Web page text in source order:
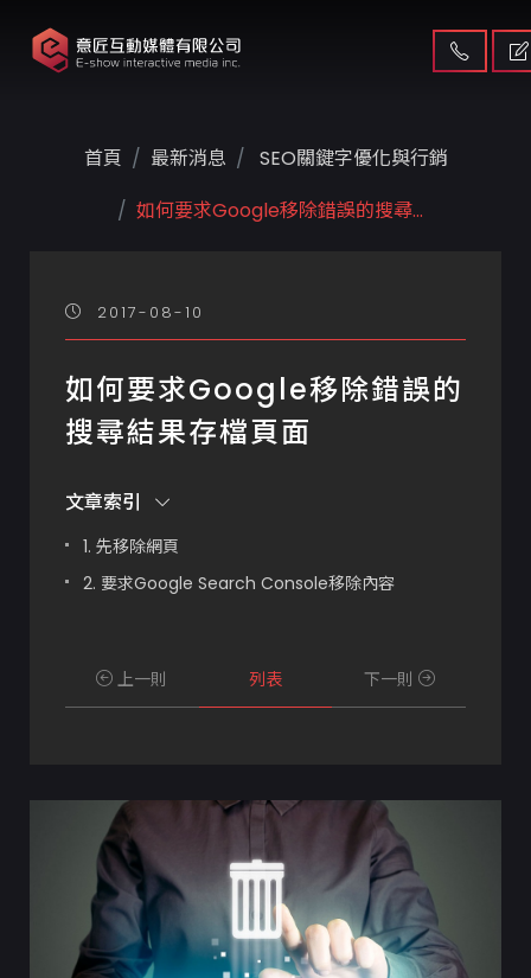
首頁 最新消息
SEO關鍵字優化與行銷
如何要求Google移除錯誤的搜尋...
2017-08-10
如何要求Google移除錯誤的
搜尋結果存檔頁面
文章索引
1. 先移除網頁
2. 要求Google Search Console移除內容
上一則 列表 下一則